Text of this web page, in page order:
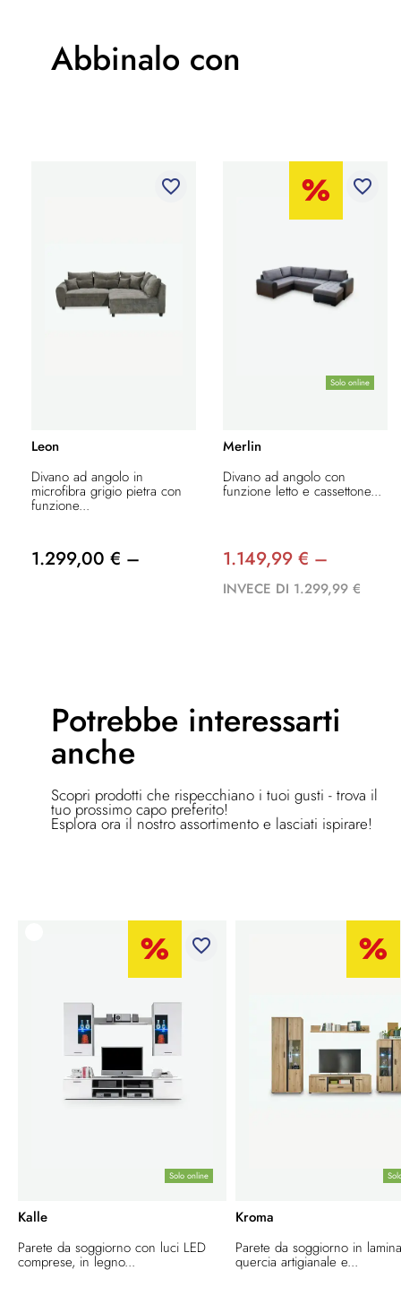
Abbinalo con
favorite_border
Leon
Divano ad angolo in
microfibra grigio pietra con
funzione...
1.299,00 € –
Solo online
favorite_border
Merlin
Divano ad angolo con
funzione letto e cassettone...
1.149,99 € –
INVECE DI 1.299,99 €
Potrebbe interessarti
anche
Scopri prodotti che rispecchiano i tuoi gusti - trova il
tuo prossimo capo preferito!
Esplora ora il nostro assortimento e lasciati ispirare!
Solo online
favorite_border
Kalle
Parete da soggiorno con luci LED
comprese, in legno...
Kroma
Parete da soggiorno in
quercia artigianale e...